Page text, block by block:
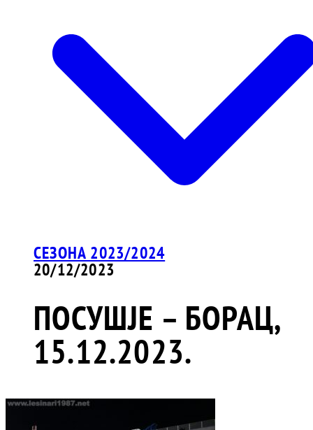
СЕЗОНА 2023/2024
20/12/2023
ПОСУШЈЕ – БОРАЦ,
15.12.2023.